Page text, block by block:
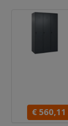
€ 560,11